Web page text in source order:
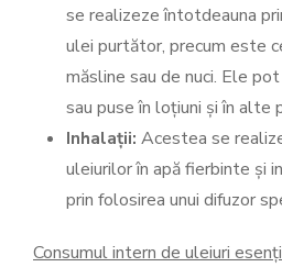
se realizeze întotdeauna
ulei purtător, precum este
măsline sau de nuci. Ele
sau puse în loțiuni și în alte
Inhalații: Acestea se
uleiurilor în apă fierbinte și
prin folosirea unui difuzor
Consumul intern de uleiuri